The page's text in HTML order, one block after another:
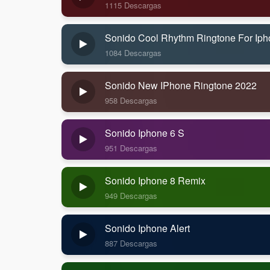
1115 Descargas
Sonido Cool Rhythm Ringtone For
1084 Descargas
Sonido New IPhone Ringtone 2022
958 Descargas
Sonido Iphone 6 S
951 Descargas
Sonido Iphone 8 Remix
949 Descargas
Sonido Iphone Alert
887 Descargas